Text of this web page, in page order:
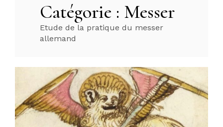
Catégorie : Messer
Etude de la pratique du messer
allemand